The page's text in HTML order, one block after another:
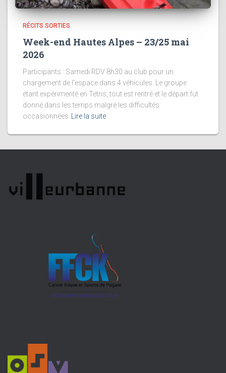
RÉCITS SORTIES
Week-end Hautes Alpes – 23/25 mai
2026
Participants : Samedi RDV 8h30 au club pour un
chargement de l’espace dans 4 véhicules. Le groupe
étant expérimenté en Tétris, tout est rentré et le départ fut
donné dans les temps malgré les difficultés
occasionnées Lire la suite